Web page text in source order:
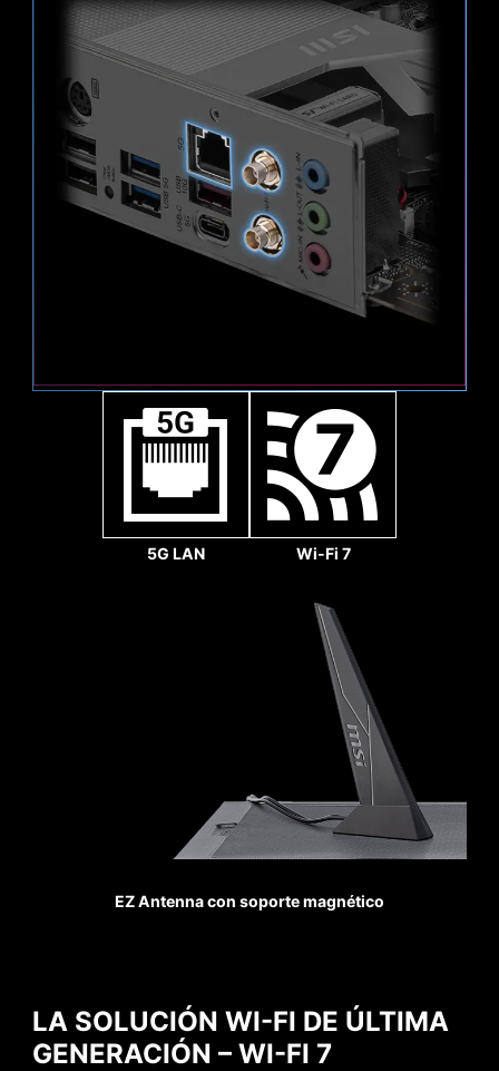
Sys Fan
Pump Fan
Los cabezales de ventilador MSI detectan
automáticamente los ventiladores que
funcionan en modo DC o PWM para un ajuste
óptimo de la velocidad de los ventiladores y el
silencio. La histéresis también hace que tus
ventiladores giren con fluidez para asegurarte
de que tu sistema permanece silencioso, pase
lo que pase.
5G LAN Wi-Fi 7
EZ Antenna con soporte magnético
LA SOLUCIÓN WI-FI DE ÚLTIMA
GENERACIÓN – WI-FI 7
una ventaja real sobre tus enemigos.
1x
Gbps
1x
1x
32
Gbps
SMT PCIE 5.0 SLOT
La avanzada ranura PCIE SMT (tecnología de
montaje en superficie) reduce las interferencias
y el ruido eléctrico, y es totalmente compatible
con la señal PCI-E 5.0.
CONEXIONES
REFORZADAS Y SOLDADAS
Las ranuras MSI PCI
Express Steel Armor se
fijan a la placa base con
puntos de soldadura
adicionales y soportan el
peso de las pesadas
tarjetas gráficas. Cuando
juegos cuenta, Steel
electromagnéticas.